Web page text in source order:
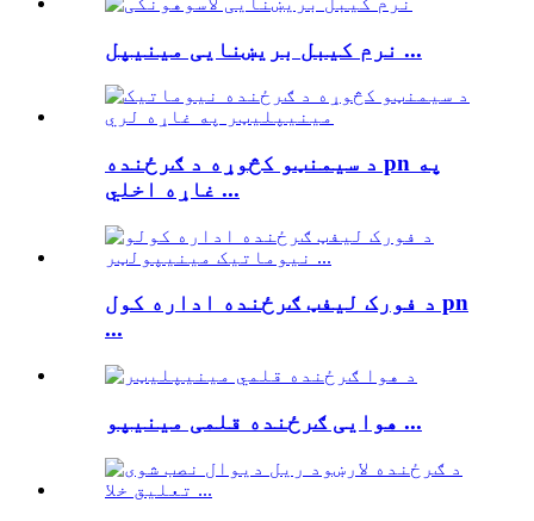
نرم کیبل بریښنایی مینیپل ...
د سیمنټو کڅوړه د ګرځنده pn په
غاړه اخلي ...
د فورک لیفټ ګرځنده اداره کول pn
...
هوایی ګرځنده قلمی مینیپو ...